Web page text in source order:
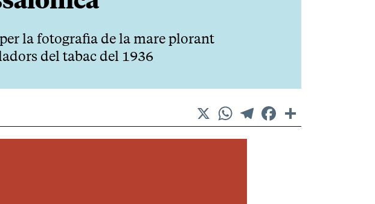
la fotografia de la mare plorant
del tabac del 1936
WhatsAppTelegramFacebook